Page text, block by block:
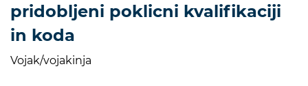
pridobljeni poklicni kvalifikaciji
in koda
Vojak/vojakinja